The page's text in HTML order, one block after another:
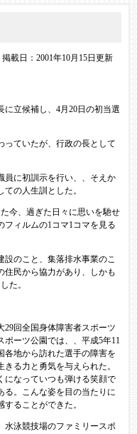
載日：2001年10月15日更新
立候補し、4月20日の初当選
っていたが、行政の長として
員に初訓示を行い、、そえか
の人生訓とした。
今、過ぎた日々に思いを馳せ
フィルムの1コマ1コマを見る
設のこと、集落排水事業のこ
住民から協力があり、しかも
た。
回全国身体障害者スポーツ
ーツ公園では、、平成5年11
各地から訪れた選手の障害を
る力と勇気を与えられた。
になっていつも弾ける笑顔で
る。こんな姿を目の当たりに
ることができた。
水泳競技場のファミリースポ